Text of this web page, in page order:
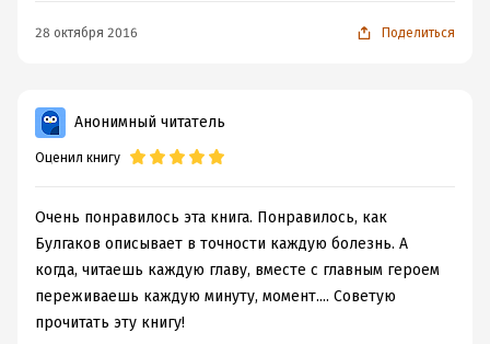
28 октября 2016 Поделиться
Анонимный читатель
Оценил книгу
Очень понравилось эта книга. Понравилось, как
Булгаков описывает в точности каждую болезнь. А
когда, читаешь каждую главу, вместе с главным героем
переживаешь каждую минуту, момент.... Советую
прочитать эту книгу!